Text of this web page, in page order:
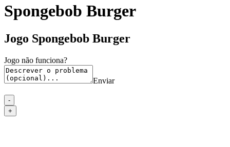
Spongebob Burger
Jogo Spongebob Burger
Jogo não funciona?
Enviar